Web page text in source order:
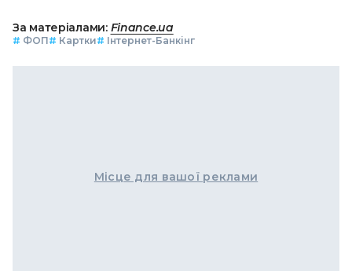
За матеріалами: Finance.ua
# ФОП# Картки# Інтернет-Банкінг
Місце для вашої реклами